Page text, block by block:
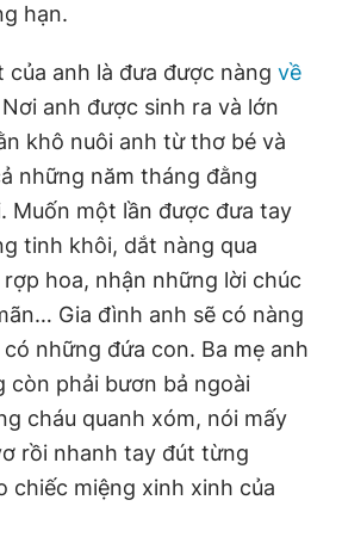
hạn.
của anh là đưa được nàng về
Nơi anh được sinh ra và lớn
khô nuôi anh từ thơ bé và
những năm tháng đằng
Muốn một lần được đưa tay
tinh khôi, dắt nàng qua
hoa, nhận những lời chúc
Gia đình anh sẽ có nàng
có những đứa con. Ba mẹ anh
còn phải bươn bả ngoài
cháu quanh xóm, nói mấy
rồi nhanh tay đút từng
chiếc miệng xinh xinh của